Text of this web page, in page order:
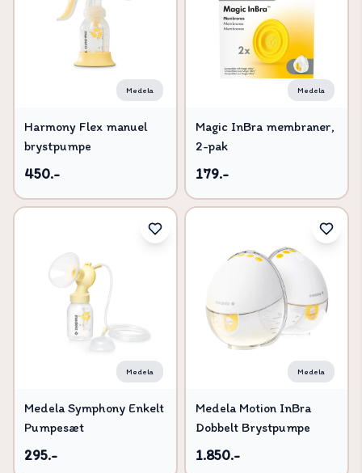
Medela
Harmony Flex manuel
brystpumpe
450.-
Medela
Magic InBra membraner,
2-pak
179.-
Medela
Medela Symphony Enkelt
Pumpesæt
295.-
Medela
Medela Motion InBra
Dobbelt Brystpumpe
1.850.-